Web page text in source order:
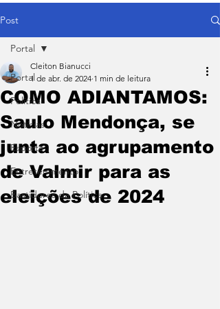
Post
Portal
Política
Notícias
Esporte
Entretenimento
Bastidores da Política
Portal
COMO ADIANTAMOS:
Saulo Mendonça, se
junta ao agrupamento
de Valmir para as
eleições de 2024
Cleiton Bianucci
1 de abr. de 2024 1 min de leitura